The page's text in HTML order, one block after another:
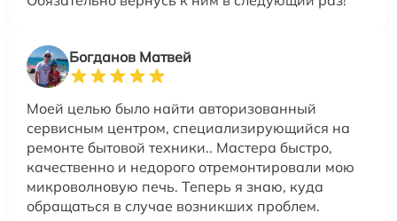
Богданов Матвей
Моей целью было найти авторизованный
сервисным центром, специализирующийся на
ремонте бытовой техники.. Мастера быстро,
качественно и недорого отремонтировали мою
микроволновую печь. Теперь я знаю, куда
обращаться в случае возникших проблем.